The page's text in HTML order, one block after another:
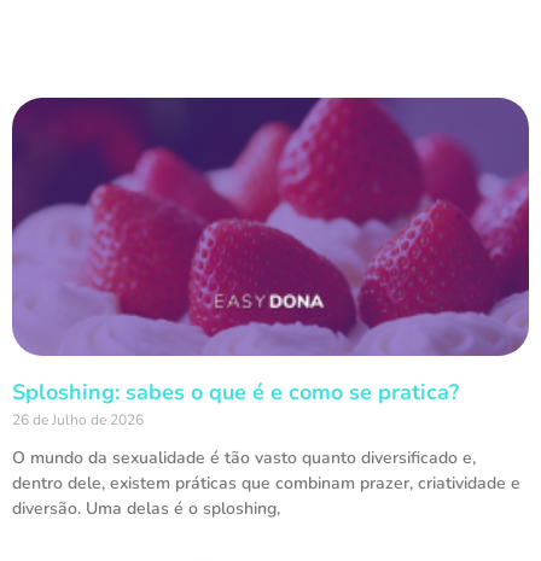
Sploshing: sabes o que é e como se pratica?
26 de Julho de 2026
O mundo da sexualidade é tão vasto quanto diversificado e,
dentro dele, existem práticas que combinam prazer, criatividade e
diversão. Uma delas é o sploshing,